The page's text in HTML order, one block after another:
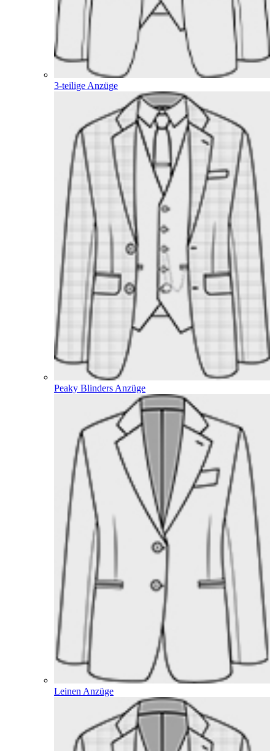
3-teilige Anzüge
Peaky Blinders Anzüge
Leinen Anzüge